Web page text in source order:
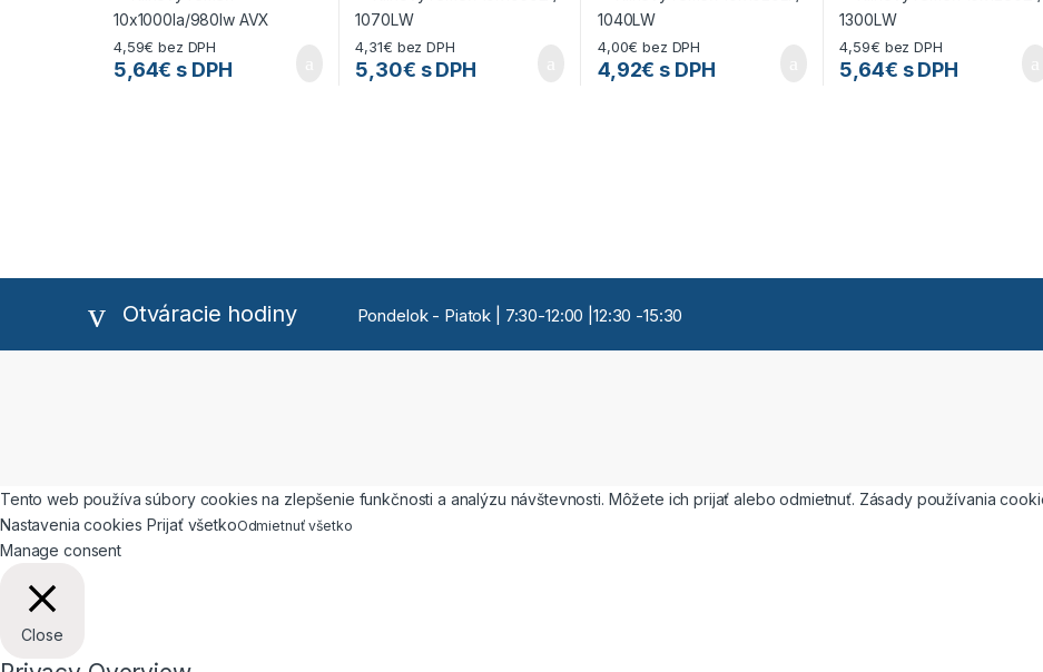
4,59€ bez DPH
5,64€ s DPH
4,31€ bez DPH
5,30€ s DPH
4,00€ bez DPH
4,92€ s DPH
4,59€ bez DPH
5,64€ s DPH
Otváracie hodiny Pondelok - Piatok | 7:30-12:00 |12:30 -15:30
Tento web používa súbory cookies na zlepšenie funkčnosti a analýzu návštevnosti. Môžete ich prijať alebo odmietnuť. Zásady používania
Nastavenia cookies Prijať všetkoOdmietnuť všetko
Manage consent
Close